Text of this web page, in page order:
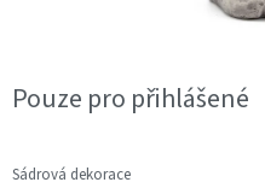
Pouze pro přihlášené
Sádrová dekorace